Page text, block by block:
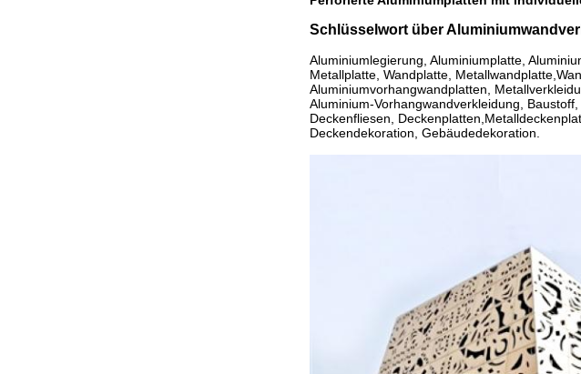
Schlüsselwort über
Aluminiumlegierung, Aluminiumplatte,
Metallplatte, Wandplatte,
Aluminiumvorhangwandplatten,
Aluminium-Vorhangwandverkleidung,
Deckenfliesen,
Deckendekoration, Gebäudedekoration.